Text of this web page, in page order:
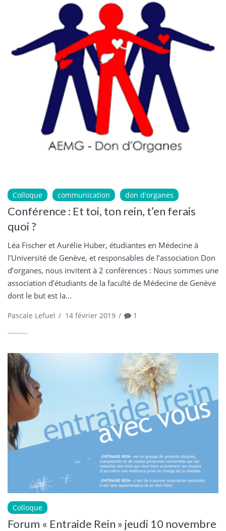
Colloque communication don d'organes
Conférence : Et toi, ton rein, t’en ferais
quoi ?
Léa Fischer et Aurélie Huber, étudiantes en Médecine à
l’Université de Genève, et responsables de l’association Don
d’organes, nous invitent à 2 conférences : Nous sommes une
association d’étudiants de la faculté de Médecine de Genève
dont le but est la...
Pascale Lefuel / 14 février 2019 / 1
Colloque
Forum « Entraide Rein » jeudi 10 novembre